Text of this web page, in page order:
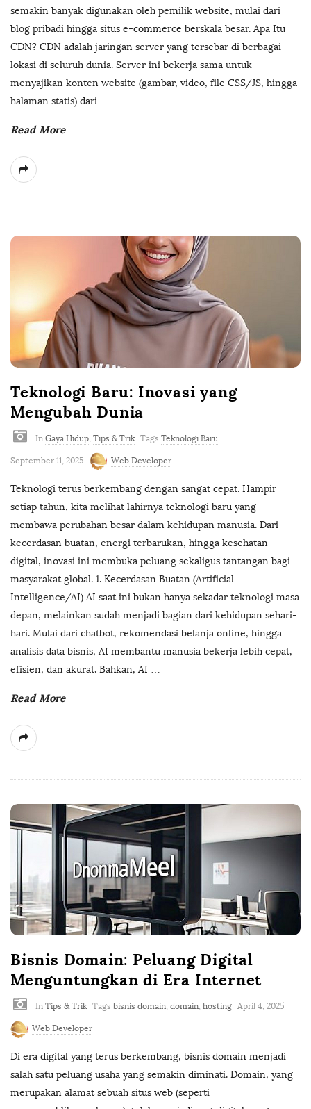
semakin banyak digunakan oleh pemilik website, mulai dari
blog pribadi hingga situs e-commerce berskala besar. Apa Itu
CDN? CDN adalah jaringan server yang tersebar di berbagai
lokasi di seluruh dunia. Server ini bekerja sama untuk
menyajikan konten website (gambar, video, file CSS/JS, hingga
halaman statis) dari …
Read More
Teknologi Baru: Inovasi yang
Mengubah Dunia
In Gaya Hidup, Tips & Trik Tags Teknologi Baru
September 11, 2025 Web Developer
Teknologi terus berkembang dengan sangat cepat. Hampir
setiap tahun, kita melihat lahirnya teknologi baru yang
membawa perubahan besar dalam kehidupan manusia. Dari
kecerdasan buatan, energi terbarukan, hingga kesehatan
digital, inovasi ini membuka peluang sekaligus tantangan bagi
masyarakat global. 1. Kecerdasan Buatan (Artificial
Intelligence/AI) AI saat ini bukan hanya sekadar teknologi masa
depan, melainkan sudah menjadi bagian dari kehidupan sehari-
hari. Mulai dari chatbot, rekomendasi belanja online, hingga
analisis data bisnis, AI membantu manusia bekerja lebih cepat,
efisien, dan akurat. Bahkan, AI …
Read More
Bisnis Domain: Peluang Digital
Menguntungkan di Era Internet
In Tips & Trik Tags bisnis domain, domain, hosting April 4, 2025
Web Developer
Di era digital yang terus berkembang, bisnis domain menjadi
salah satu peluang usaha yang semakin diminati. Domain, yang
merupakan alamat sebuah situs web (seperti